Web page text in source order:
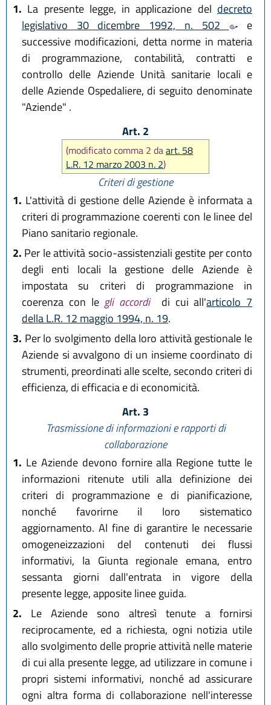
1. La presente legge, in applicazione del decreto
legislativo 30 dicembre 1992, n. 502
e
successive modificazioni, detta norme in materia
di programmazione, contabilità, contratti e
controllo delle Aziende Unità sanitarie locali e
delle Aziende Ospedaliere, di seguito denominate
"Aziende" .
Art. 2
(modificato comma 2 daart. 58
L.R. 12 marzo 2003 n. 2)
Criteri di gestione
1. L'attività di gestione delle Aziende è informata a
criteri di programmazione coerenti con le linee del
Piano sanitario regionale.
2. Per le attività socio-assistenziali gestite per conto
degli enti locali la gestione delle Aziende è
impostata su criteri di programmazione in
coerenza con legli accordi di cui all'articolo 7
della L.R. 12 maggio 1994, n. 19.
3. Per lo svolgimento della loro attività gestionale le
Aziende si avvalgono di un insieme coordinato di
strumenti, preordinati alle scelte, secondo criteri di
efficienza, di efficacia e di economicità.
Art. 3
Trasmissione di informazioni e rapporti di
collaborazione
1. Le Aziende devono fornire alla Regione tutte le
informazioni ritenute utili alla definizione dei
criteri di programmazione e di pianificazione,
nonché favorirne il loro sistematico
aggiornamento. Al fine di garantire le necessarie
omogeneizzazioni del contenuti dei flussi
informativi, la Giunta regionale emana, entro
sessanta giorni dall'entrata in vigore della
presente legge, apposite linee guida.
2. Le Aziende sono altresì tenute a fornirsi
reciprocamente, ed a richiesta, ogni notizia utile
allo svolgimento delle proprie attività nelle materie
di cui alla presente legge, ad utilizzare in comune i
propri sistemi informativi, nonché ad assicurare
ogni altra forma di collaborazione nell'interesse